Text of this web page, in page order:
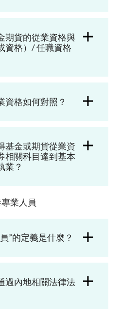
期貨的從業資格與
資格） /任職資格
資格如何對照？
基金或期貨從業資
相關科目達到基本
業？
業人員
”的定義是什麼？
過內地相關法律法